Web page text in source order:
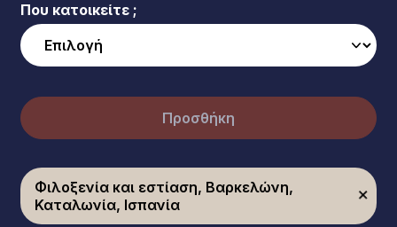
Που κατοικείτε ;
Προσθήκη
Φιλοξενία και εστίαση, Βαρκελώνη,
Καταλωνία, Ισπανία